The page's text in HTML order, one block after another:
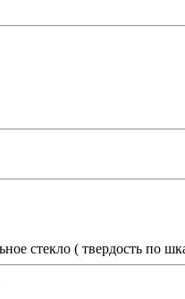
стекло ( твердость по